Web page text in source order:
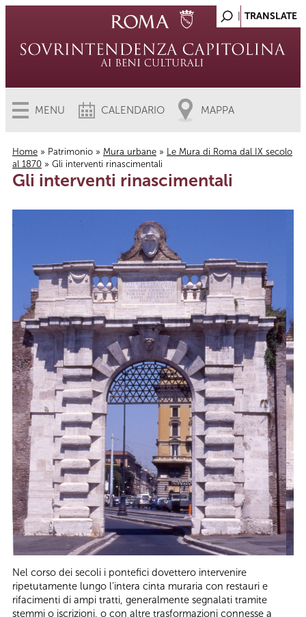
MENU CALENDARIO MAPPA
Tu sei qui
Home » Patrimonio » Mura urbane » Le Mura di Roma dal IX secolo
al 1870 » Gli interventi rinascimentali
Gli interventi rinascimentali
Nel corso dei secoli i pontefici dovettero intervenire
ripetutamente lungo l'intera cinta muraria con restauri e
rifacimenti di ampi tratti, generalmente segnalati tramite
stemmi o iscrizioni, o con altre trasformazioni connesse a